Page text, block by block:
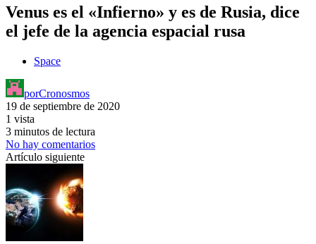
Venus es el «Infierno» y es de Rusia, dice
el jefe de la agencia espacial rusa
Space
porCronosmos
19 de septiembre de 2020
1 vista
3 minutos de lectura
No hay comentarios
Artículo siguiente